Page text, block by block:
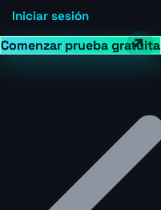
Iniciar sesión
Comenzar prueba gratuita